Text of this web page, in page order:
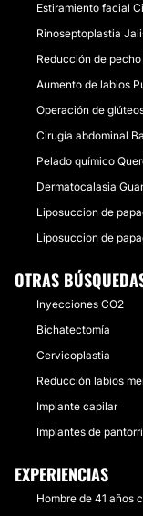
Estiramiento facial
Rinoseptoplastia
Reducción de
Aumento de labios
Operación de
Cirugía abdominal
Pelado químico
Dermatocalasia
Liposuccion de
Liposuccion de
OTRAS
Inyecciones CO2
Bichatectomía
Cervicoplastia
Reducción labios
Implante capilar
Implantes de
EXPERIENCIAS
Hombre de 41 años